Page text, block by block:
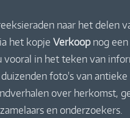
naar het delen
het kopje Verkoopnog een
vooral in het teken van
foto's van antieke
over herkomst,
en onderzoekers.